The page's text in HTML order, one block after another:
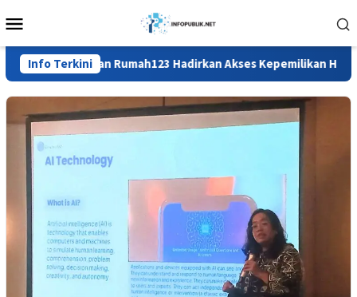
ke
Mobile
Info Terkini
BTN dan Rumah123 Hadirkan Akses Kepemilikan Hunian